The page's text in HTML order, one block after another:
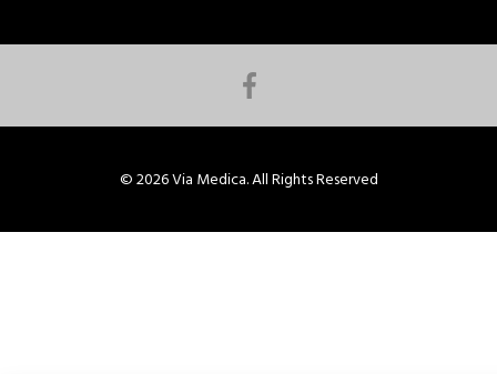
© 2026 Via Medica. All Rights Reserved